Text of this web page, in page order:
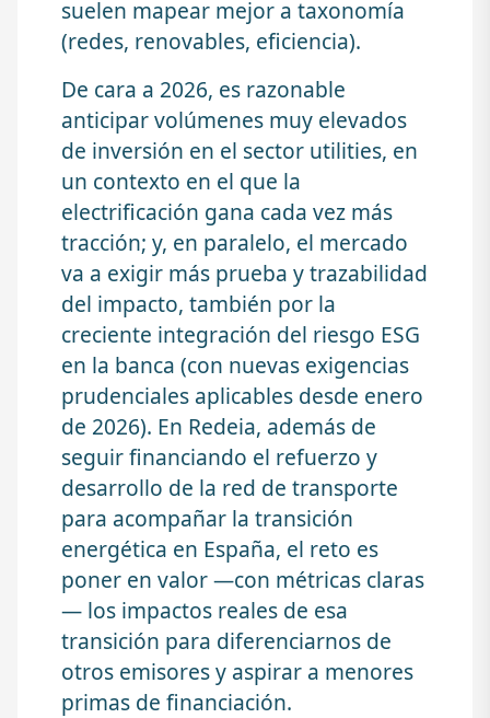
suelen mapear mejor a taxonomía
(redes, renovables, eficiencia).
De cara a 2026, es razonable
anticipar volúmenes muy elevados
de inversión en el sector utilities, en
un contexto en el que la
electrificación gana cada vez más
tracción; y, en paralelo, el mercado
va a exigir más prueba y trazabilidad
del impacto, también por la
creciente integración del riesgo ESG
en la banca (con nuevas exigencias
prudenciales aplicables desde enero
de 2026). En Redeia, además de
seguir financiando el refuerzo y
desarrollo de la red de transporte
para acompañar la transición
energética en España, el reto es
poner en valor —con métricas claras
— los impactos reales de esa
transición para diferenciarnos de
otros emisores y aspirar a menores
primas de financiación.